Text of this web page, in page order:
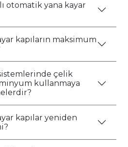
otomatik yana kayar
kapıların maksimum
çelik
kullanmaya
kapılar yeniden